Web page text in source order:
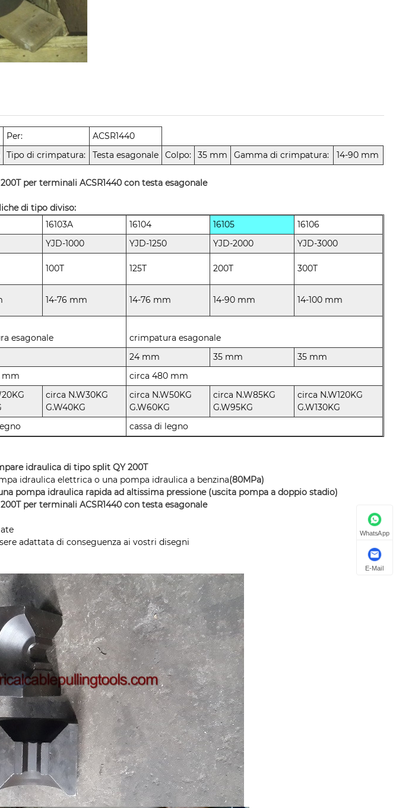
Per:
ACSR1440
Tipo di crimpatura: Testa esagonale Colpo: 35 mm Gamma di crimpatura: 14-90 mm
per terminali ACSR1440 con testa esagonale
di tipo diviso:
16103A 16104 16105
16106
YJD-1000 YJD-1250 YJD-2000
YJD-3000
100T 125T 200T 300T
14-76 mm 14-76 mm 14-90 mm 14-100 mm
esagonale
crimpatura esagonale
24 mm 35 mm
35 mm
mm
circa 480 mm
circa N.W30KG
G.W40KG
circa N.W50KG
G.W60KG
circa N.W85KG
G.W95KG
circa N.W120KG
G.W130KG
cassa di legno
idraulica di tipo split QY 200T
idraulica elettrica o una pompa idraulica a benzina(80MPa)
pompa idraulica rapida ad altissima pressione (uscita pompa a doppio stadio)
per terminali ACSR1440 con testa esagonale
adattata di conseguenza ai vostri disegni
WhatsApp
E-Mail